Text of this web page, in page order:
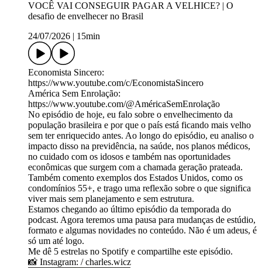
VOCÊ VAI CONSEGUIR PAGAR A VELHICE? | O
desafio de envelhecer no Brasil
24/07/2026
15min
Economista Sincero:
⁠https://www.youtube.com/c/EconomistaSincero⁠
América Sem Enrolação:
⁠https://www.youtube.com/@AméricaSemEnrolação⁠
No episódio de hoje, eu falo sobre o envelhecimento da
população brasileira e por que o país está ficando mais velho
sem ter enriquecido antes. Ao longo do episódio, eu analiso o
impacto disso na previdência, na saúde, nos planos médicos,
no cuidado com os idosos e também nas oportunidades
econômicas que surgem com a chamada geração prateada.
Também comento exemplos dos Estados Unidos, como os
condomínios 55+, e trago uma reflexão sobre o que significa
viver mais sem planejamento e sem estrutura.
Estamos chegando ao último episódio da temporada do
podcast. Agora teremos uma pausa para mudanças de estúdio,
formato e algumas novidades no conteúdo. Não é um adeus, é
só um até logo.
Me dê 5 estrelas no Spotify e compartilhe este episódio.
📸 Instagram: / charles.wicz